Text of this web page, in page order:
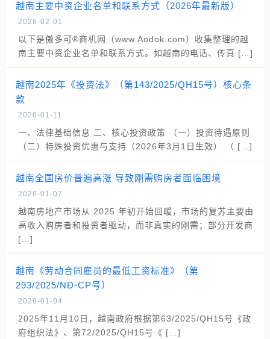
越南主要中资企业名单和联系方式（2026年最新版）
2026-02-01
以下是傲多可®商机网（www.Aodok.com）收集整理的越
南主要中资企业名单和联系方式。如越南的电话、传真 […]
越南2025年《投资法》（第143/2025/QH15号）核心条
款
2026-01-11
一、法律基础信息 二、核心投资政策 （一）投资待遇原则
（二）特殊投资优惠与支持（2026年3月1日生效） （ […]
越南全国房价普遍高涨 导致刚需购房者面临困境
2026-01-07
越南房地产市场从 2025 年初开始回暖，市场的复苏主要由
高收入购房者和投资者驱动，而非真实的刚需；部分开发商
[…]
越南《劳动合同雇员的最低工资标准》（第
293/2025/NĐ-CP号）
2026-01-04
2025年11月10日，越南政府根据第63/2025/QH15号《政
府组织法》、第72/2025/QH15号《 […]